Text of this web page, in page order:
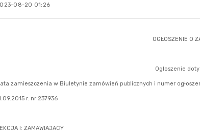
08-20 01:26